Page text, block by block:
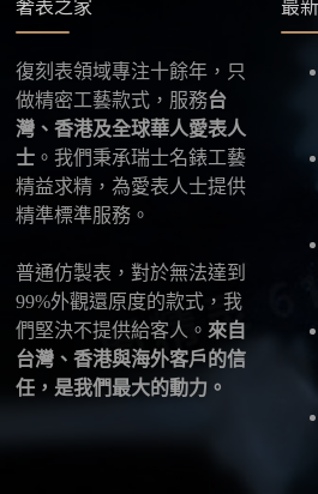
五、海外寄送說明
本店支援寄送至香港、澳門、台
外地區，運費會依照目的地與物
服在出貨前會跟您確認清楚。
最後：喜歡就別拖太久，
限，早一步確認，就能早
奢表之家
復刻表領域專注十餘年，只
做精密工藝款式，服務台
灣、香港及全球華人愛表人
士 。我們秉承瑞士名錶工藝
精益求精，為愛表人士提供
精準標準服務。
普通仿製表，對於無法達到
99%外觀還原度的款式，我
們堅決不提供給客人。 來自
台灣、香港與海外客戶的信
任，是我們最大的動力。
最